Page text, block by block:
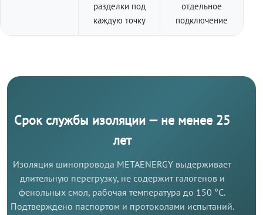
разделки под
каждую точку
отдельное
подключение
Срок службы изоляции — не менее 25
лет
Изоляция шинопровода METAENERGY выдерживает
длительную перегрузку, не содержит галогенов и
фенольных смол, рабочая температура до 150 °C.
Подтверждено паспортом и протоколами испытаний.